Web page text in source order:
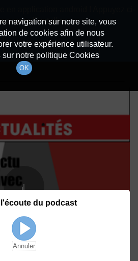
navigation sur notre site, vous
de cookies afin de nous
votre expérience utilisateur.
sur notre politique Cookies
OK
pour l'installer.
Télécharger l'application
l'écoute du podcast
Annuler